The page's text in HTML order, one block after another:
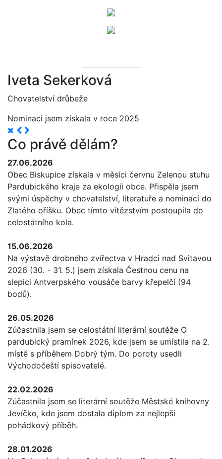
Iveta Sekerková
Chovatelství drůbeže
Nominaci jsem získala v roce 2025
Co právě dělám?
27.06.2026
Obec Biskupice získala v měsíci červnu Zelenou stuhu
Pardubického kraje za ekologii obce. Přispěla jsem
svými úspěchy v chovatelství, literatuře a nominací do
Zlatého oříšku. Obec tímto vítězstvím postoupila do
celostátního kola.
15.06.2026
Na výstavě drobného zvířectva v Hradci nad Svitavou
2026 (30. - 31. 5.) jsem získala Čestnou cenu na
slepici Antverpského vousáče barvy křepelčí (94
bodů).
26.05.2026
Zúčastnila jsem se celostátní literární soutěže O
pardubický pramínek 2026, kde jsem se umístila na 2.
místě s příběhem Dobrý tým. Do poroty usedli
Východočeští spisovatelé.
22.02.2026
Zúčastnila jsem se literární soutěže Městské knihovny
Jevíčko, kde jsem dostala diplom za nejlepší
pohádkový příběh.
28.01.2026